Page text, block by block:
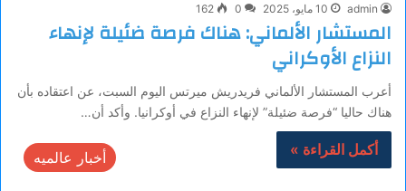
admin 10 مايو، 2025 0
162
المستشار الألماني: هناك فرصة ضئيلة لإنهاء
النزاع الأوكراني
أعرب المستشار الألماني فريدريش ميرتس اليوم السبت، عن اعتقاده بأن
هناك حاليا “فرصة ضئيلة” لإنهاء النزاع في أوكرانيا. وأكد أن…
أكمل القراءة » أخبار عالميه